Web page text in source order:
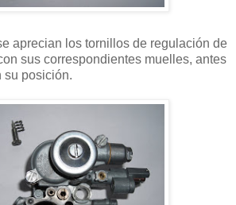
aprecian los tornillos de regulación de
sus correspondientes muelles, antes
su posición.